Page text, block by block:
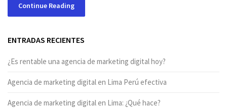
Continue Reading
ENTRADAS RECIENTES
¿Es rentable una agencia de marketing digital hoy?
Agencia de marketing digital en Lima Perú efectiva
Agencia de marketing digital en Lima: ¿Qué hace?